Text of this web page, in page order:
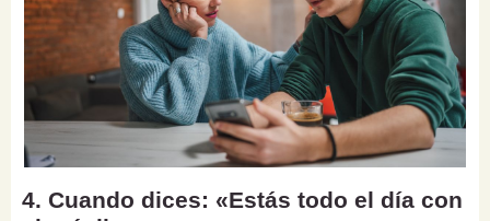
4. Cuando dices: «Estás todo el día con